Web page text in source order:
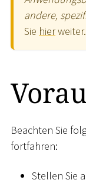
andere,
Sie hierweiter.
Beachten Sie
fortfahren:
Stellen Sie